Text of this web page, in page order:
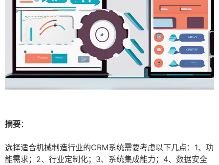
摘要：
选择适合机械制造行业的CRM系统需要考虑以下几点：1、功
能需求；2、行业定制化；3、系统集成能力；4、数据安全